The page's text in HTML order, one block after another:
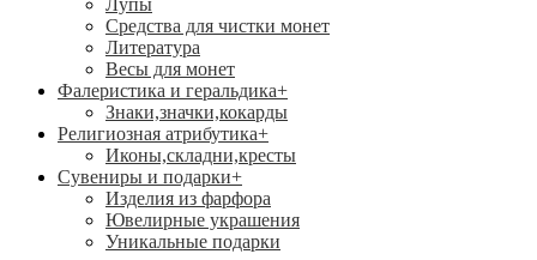
Лупы
Средства для чистки монет
Литература
Весы для монет
Фалеристика и геральдика+
Знаки,значки,кокарды
Религиозная атрибутика+
Иконы,складни,кресты
Сувениры и подарки+
Изделия из фарфора
Ювелирные украшения
Уникальные подарки